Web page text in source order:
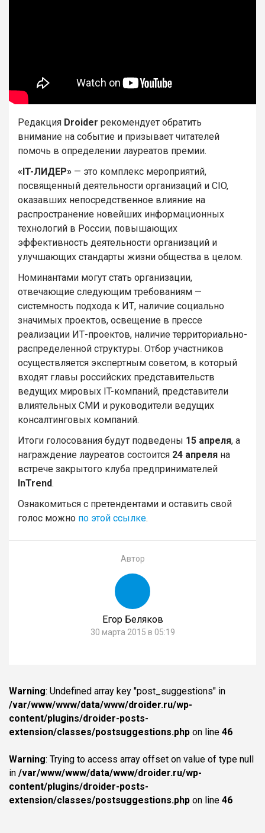
Редакция Droider рекомендует обратить
внимание на событие и призывает читателей
помочь в определении лауреатов премии.
«IT-ЛИДЕР» — это комплекс мероприятий,
посвященный деятельности организаций и CIO,
оказавших непосредственное влияние на
распространение новейших информационных
технологий в России, повышающих
эффективность деятельности организаций и
улучшающих стандарты жизни общества в целом.
Номинантами могут стать организации,
отвечающие следующим требованиям —
системность подхода к ИТ, наличие социально
значимых проектов, освещение в прессе
реализации ИТ-проектов, наличие территориально-
распределенной структуры. Отбор участников
осуществляется экспертным советом, в который
входят главы российских представительств
ведущих мировых IT-компаний, представители
влиятельных СМИ и руководители ведущих
консалтинговых компаний.
Итоги голосования будут подведены 15 апреля, а
награждение лауреатов состоится 24 апреля на
встрече закрытого клуба предпринимателей
InTrend.
Ознакомиться с претендентами и оставить свой
голос можно по этой ссылке.
Автор
Егор Беляков
30 марта 2015 в 05:19
Warning: Undefined array key "post_suggestions" in
/var/www/www/data/www/droider.ru/wp-
content/plugins/droider-posts-
extension/classes/postsuggestions.php on line 46
Warning: Trying to access array offset on value of type null
in /var/www/www/data/www/droider.ru/wp-
content/plugins/droider-posts-
extension/classes/postsuggestions.php on line 46